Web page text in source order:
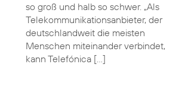
so groß und halb so schwer. „Als
Telekommunikationsanbieter, der
deutschlandweit die meisten
Menschen miteinander verbindet,
kann Telefónica […]